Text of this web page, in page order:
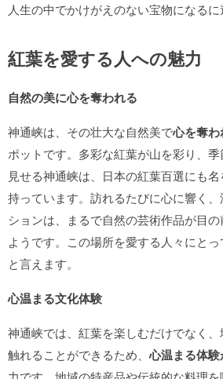
人生の中でかけがえのない宝物になるに
紅葉を愛する人への魅力
自然の美に心を奪われる
神通峡は、その壮大な自然美で心を奪
ポットです。多彩な紅葉が山を彩り、
見せる神通峡は、日本の紅葉百選にも
持っています。訪れるたびに心に響く
ションは、まるで自然の芸術作品が目
ようです。この場所を愛する人々にと
と言えます。
心温まる文化体験
神通峡では、紅葉を楽しむだけでなく
触れることができるため、心温まる体